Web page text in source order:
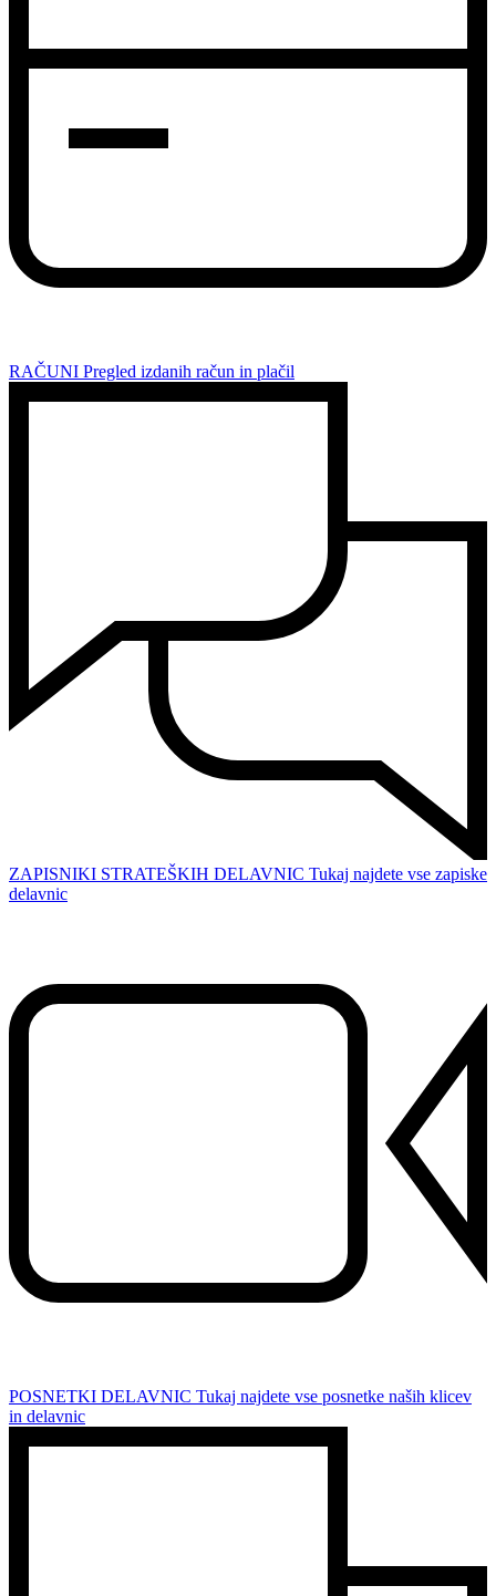
RAČUNI Pregled izdanih račun in plačil
ZAPISNIKI STRATEŠKIH DELAVNIC Tukaj najdete vse zapiske
delavnic
POSNETKI DELAVNIC Tukaj najdete vse posnetke naših klicev
in delavnic